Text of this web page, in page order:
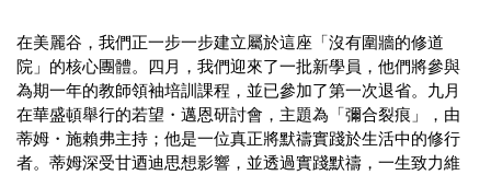
在美麗谷，我們正一步一步建立屬於這座「沒有圍牆的修道
院」的核心團體。四月，我們迎來了一批新學員，他們將參與
為期一年的教師領袖培訓課程，並已參加了第一次退省。九月
在華盛頓舉行的若望・邁恩研討會，主題為「彌合裂痕」，由
蒂姆・施賴弗主持；他是一位真正將默禱實踐於生活中的修行
者。蒂姆深受甘迺迪思想影響，並透過實踐默禱，一生致力維